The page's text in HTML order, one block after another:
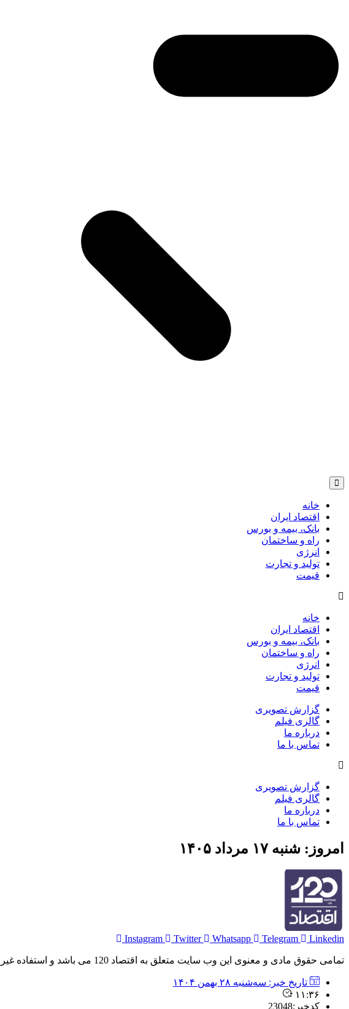
خانه
اقتصاد ایران
بانک، بیمه و بورس
راه و ساختمان
انرژی
تولید و تجارت
قیمت
خانه
اقتصاد ایران
بانک، بیمه و بورس
راه و ساختمان
انرژی
تولید و تجارت
قیمت
گزارش تصویری
گالری فیلم
درباره ما
تماس با ما
گزارش تصویری
گالری فیلم
درباره ما
تماس با ما
امروز: شنبه ۱۷ مرداد ۱۴۰۵
Instagram Twitter Whatsapp Telegram Linkedin
تمامی حقوق مادی و معنوی این وب سایت متعلق به اقتصاد 120 می باشد و استفاده غیر قانونی از آن پیگرد قانونی دارد.
تاریخ خبر: سه‌شنبه ۲۸ بهمن ۱۴۰۴
۱۱:۳۶
کدخبر:23048